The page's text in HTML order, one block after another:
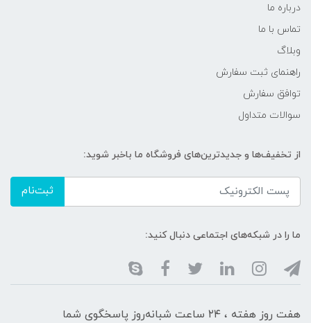
درباره ما
تماس با ما
وبلاگ
راهنمای ثبت سفارش
توافق سفارش
سوالات متداول
از تخفیف‌ها و جدیدترین‌های فروشگاه ما باخبر شوید:
ثبت‌نام
ما را در شبکه‌های اجتماعی دنبال کنید:
هفت روز هفته ، ۲۴ ساعت شبانه‌روز پاسخگوی شما